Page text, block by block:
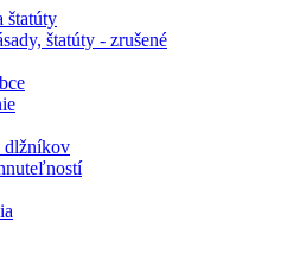
štatúty
štatúty - zrušené
dlžníkov